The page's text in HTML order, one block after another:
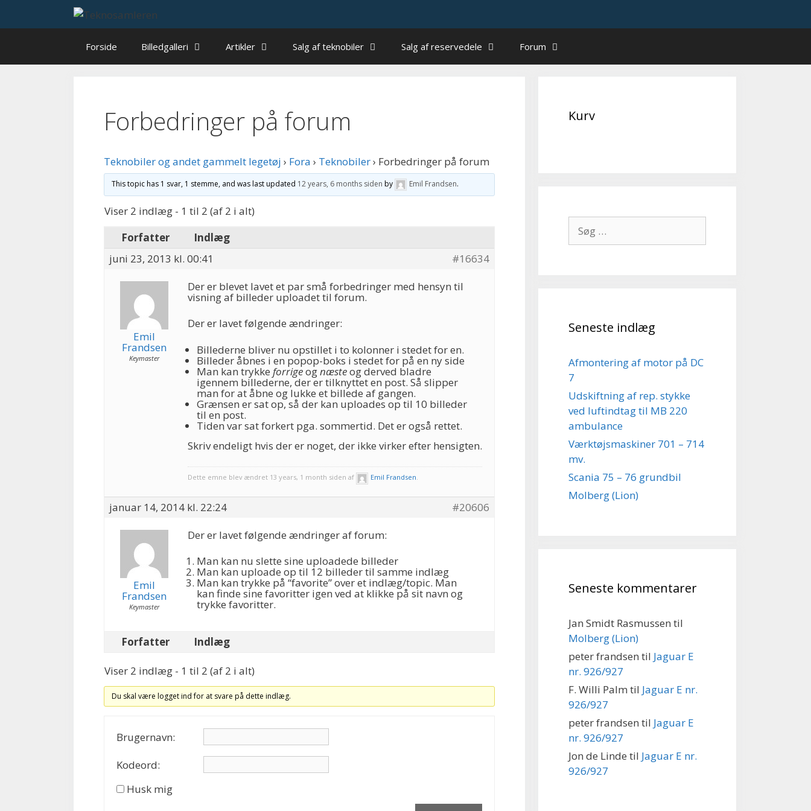
Forside Billedgalleri Artikler Salg af teknobiler Salg af reservedele Forum
Forbedringer på forum
Teknobiler og andet gammelt legetøj › Fora › Teknobiler› Forbedringer på forum
This topic has 1 svar, 1 stemme, and was last updated 12 years, 6 months siden by Emil Frandsen.
Viser 2 indlæg - 1 til 2 (af 2 i alt)
Forfatter
Indlæg
juni 23, 2013 kl. 00:41
#16634
Emil
Frandsen
Keymaster
Der er blevet lavet et par små forbedringer med hensyn til
visning af billeder uploadet til forum.
Der er lavet følgende ændringer:
Billederne bliver nu opstillet i to kolonner i stedet for en.
Billeder åbnes i en popop-boks i stedet for på en ny side
Man kan trykke forrigeognæsteog derved bladre
igennem billederne, der er tilknyttet en post. Så slipper
man for at åbne og lukke et billede af gangen.
Grænsen er sat op, så der kan uploades op til 10 billeder
til en post.
Tiden var sat forkert pga. sommertid. Det er også rettet.
Skriv endeligt hvis der er noget, der ikke virker efter hensigten.
Dette emne blev ændret 13 years, 1 month siden af Emil Frandsen.
januar 14, 2014 kl. 22:24 #20606
Emil
Frandsen
Keymaster
Der er lavet følgende ændringer af forum:
Man kan nu slette sine uploadede billeder
Man kan uploade op til 12 billeder til samme indlæg
Man kan trykke på “favorite” over et indlæg/topic. Man
kan finde sine favoritter igen ved at klikke på sit navn og
trykke favoritter.
Forfatter Indlæg
Viser 2 indlæg - 1 til 2 (af 2 i alt)
Du skal være logget ind for at svare på dette indlæg.
Brugernavn:
Kodeord:
Husk mig
Kurv
efter:
Seneste indlæg
Afmontering af motor på DC
7
Udskiftning af rep. stykke
ved luftindtag til MB 220
ambulance
Værktøjsmaskiner 701 – 714
mv.
Scania 75 – 76 grundbil
Molberg (Lion)
Seneste kommentarer
Jan Smidt Rasmussen til
Molberg (Lion)
peter frandsen til Jaguar E
nr. 926/927
F. Willi Palm til Jaguar E nr.
926/927
peter frandsen til Jaguar E
nr. 926/927
Jon de Linde til Jaguar E nr.
926/927